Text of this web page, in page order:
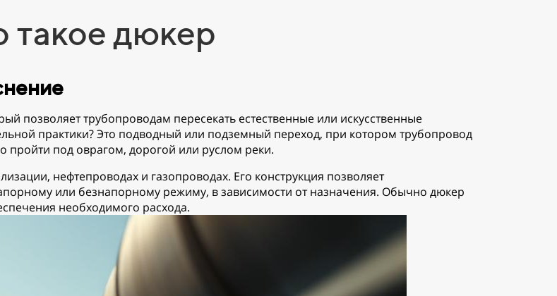
такое дюкер
позволяет трубопроводам пересекать естественные или искусственные
практики? Это подводный или подземный переход, при котором трубопровод
пройти под оврагом, дорогой или руслом реки.
нефтепроводах и газопроводах. Его конструкция позволяет
или безнапорному режиму, в зависимости от назначения. Обычно дюкер
необходимого расхода.